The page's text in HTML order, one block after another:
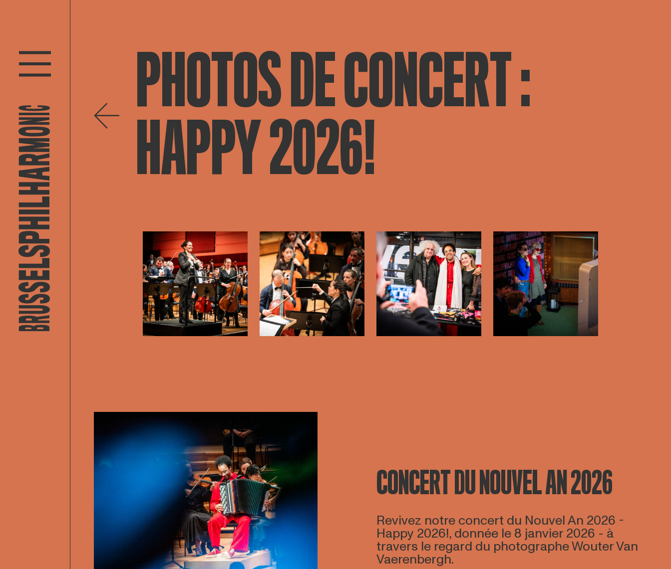
PHOTOS DE CONCERT :
HAPPY 2026!
Open afbeelding in popup Open afbeelding in popup Open afbeelding in popup Open afbeelding in popup
CONCERT DU NOUVEL AN 2026
Revivez notre concert du Nouvel An 2026 -
Happy 2026!, donnée le 8 janvier 2026 - à
travers le regard du photographe Wouter Van
Vaerenbergh.